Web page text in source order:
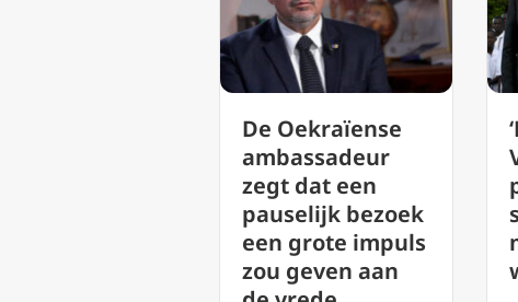
‘Lofzang van de
Vrede’: Leo XIV
presenteert de
schoonheid van
muziek als een
weg naar God